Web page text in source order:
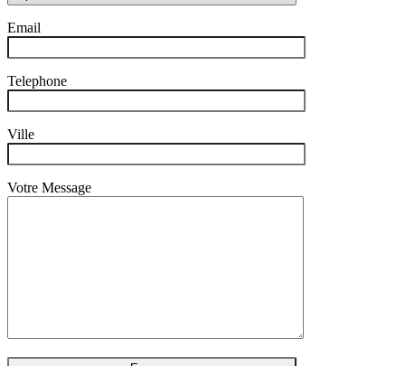
Email
Telephone
Ville
Votre Message